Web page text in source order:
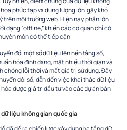
phức tạp và dung lượng lớn, gây khó
trên môi trường web. Hiện nay, phần lớn
dạng “offline,” khiến các cơ quan chỉ có
môn có thể tiếp cận.
đổi một số dữ liệu lên nền tảng số,
hóa định dạng, mất nhiều thời gian và
chóng lỗi thời và mất giá trị sử dụng. Đây
đổi số, dẫn đến việc khai thác dữ liệu
được giá trị đầu tư vào các dự án bản
liệu không gian quốc gia
đã đề ra chiến lược xây dựng hạ tầng dữ